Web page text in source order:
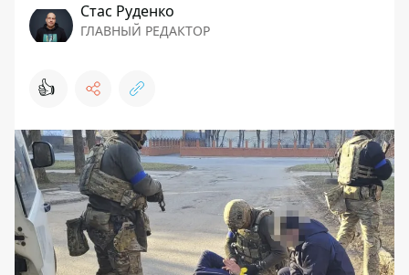
Стаc Руденко
ГЛАВНЫЙ РЕДАКТОР
👍